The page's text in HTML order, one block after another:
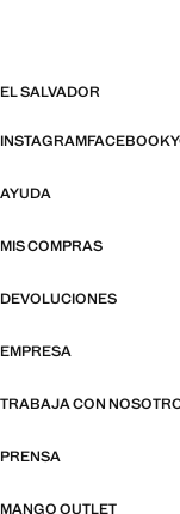
EL SALVADOR
INSTAGRAMFACEBOOK
AYUDA
MIS COMPRAS
DEVOLUCIONES
EMPRESA
TRABAJA CON
PRENSA
MANGO OUTLET